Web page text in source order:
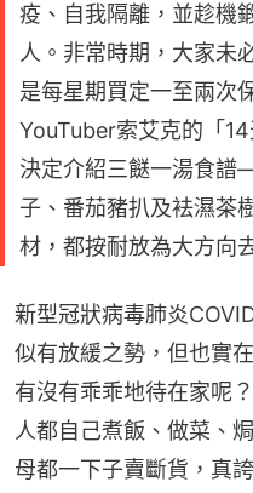
疫、自我隔離，並趁機
人。非常時期，大家未
是每星期買定一至兩次
YouTuber索艾克的「
決定介紹三餸一湯食
子、番茄豬扒及袪濕茶
材，都按耐放為大方向
新型冠狀病毒肺炎
似有放緩之勢，但也實
有沒有乖乖地待在家呢
人都自己煮飯、做菜、
母都一下子賣斷貨，真